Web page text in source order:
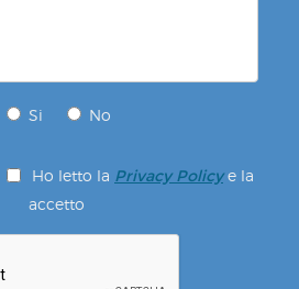
Si No
Ho letto la Privacy Policye la
accetto